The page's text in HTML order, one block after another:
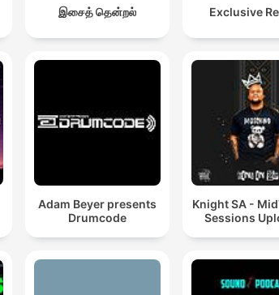
இசைத் தென்றல் Exclusive
Adam Beyer presents
Drumcode
Knight SA -
Sessions